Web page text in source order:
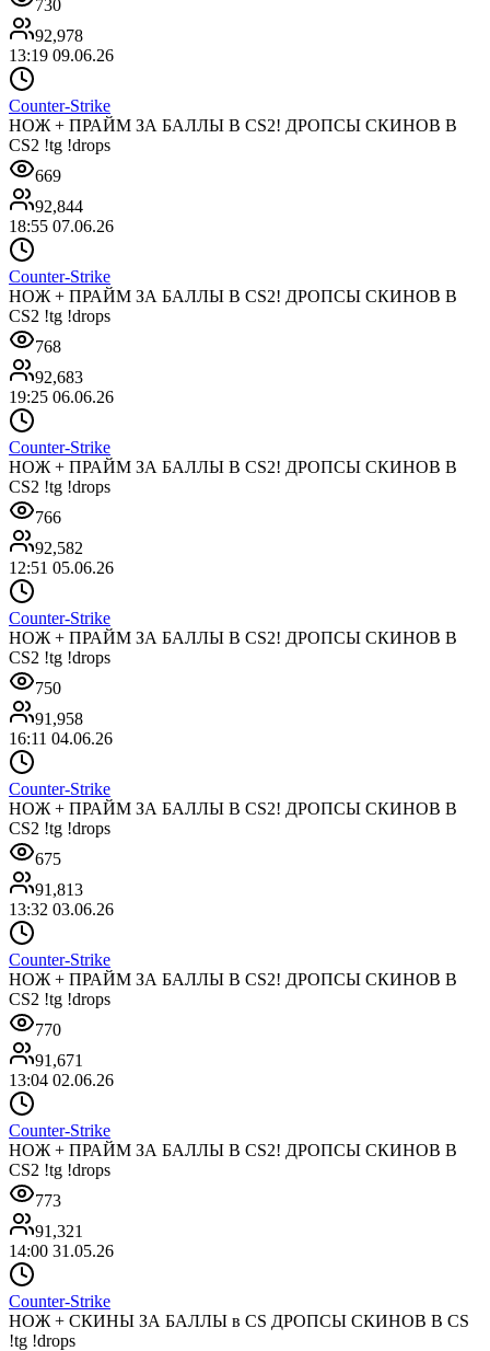
730
92,978
13:19 09.06.26
Counter-Strike
НОЖ + ПРАЙМ ЗА БАЛЛЫ В CS2! ДРОПСЫ СКИНОВ В
CS2 !tg !drops
669
92,844
18:55 07.06.26
Counter-Strike
НОЖ + ПРАЙМ ЗА БАЛЛЫ В CS2! ДРОПСЫ СКИНОВ В
CS2 !tg !drops
768
92,683
19:25 06.06.26
Counter-Strike
НОЖ + ПРАЙМ ЗА БАЛЛЫ В CS2! ДРОПСЫ СКИНОВ В
CS2 !tg !drops
766
92,582
12:51 05.06.26
Counter-Strike
НОЖ + ПРАЙМ ЗА БАЛЛЫ В CS2! ДРОПСЫ СКИНОВ В
CS2 !tg !drops
750
91,958
16:11 04.06.26
Counter-Strike
НОЖ + ПРАЙМ ЗА БАЛЛЫ В CS2! ДРОПСЫ СКИНОВ В
CS2 !tg !drops
675
91,813
13:32 03.06.26
Counter-Strike
НОЖ + ПРАЙМ ЗА БАЛЛЫ В CS2! ДРОПСЫ СКИНОВ В
CS2 !tg !drops
770
91,671
13:04 02.06.26
Counter-Strike
НОЖ + ПРАЙМ ЗА БАЛЛЫ В CS2! ДРОПСЫ СКИНОВ В
CS2 !tg !drops
773
91,321
14:00 31.05.26
Counter-Strike
НОЖ + СКИНЫ ЗА БАЛЛЫ в CS ДРОПСЫ СКИНОВ В CS
!tg !drops